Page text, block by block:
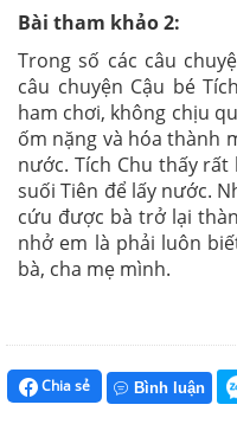
Bài tham khảo 2:
Trong số các câu
câu chuyện Cậu bé
ham chơi, không chịu
ốm nặng và hóa thành
nước. Tích Chu thấy
suối Tiên để lấy nước.
cứu được bà trở lại
nhở em là phải luôn
bà, cha mẹ mình.
Chia sẻ Bình luận